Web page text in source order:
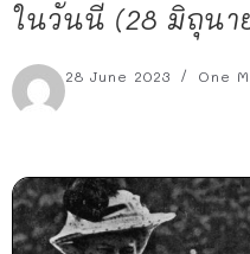
ในวันนี้ (28 มิถุนา
28 June 2023 One